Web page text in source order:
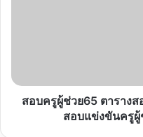
ช่วย65
สพฐ.สอบครูผู้ช่วย65 ตาราง
สอบแข่งขันครูผู้